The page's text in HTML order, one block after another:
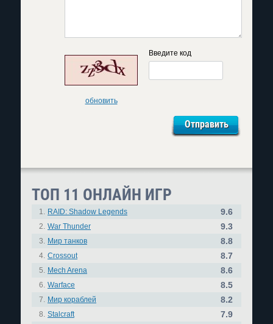
обновить
Введите код
ТОП 11 ОНЛАЙН ИГР
1. RAID: Shadow Legends 9.6
2. War Thunder 9.3
3. Мир танков 8.8
4. Crossout 8.7
5. Mech Arena 8.6
6. Warface 8.5
7. Мир кораблей 8.2
8. Stalcraft 7.9